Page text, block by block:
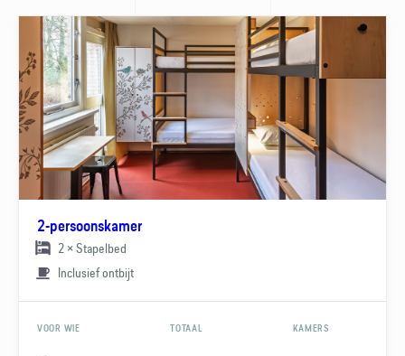
2-persoonskamer
2 × Stapelbed
Inclusief ontbijt
VOOR WIE TOTAAL KAMERS